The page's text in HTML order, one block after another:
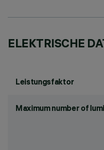
ELEKTRISCHE
Leistungsfaktor
Maximum number of